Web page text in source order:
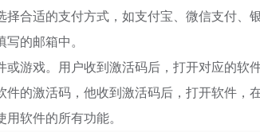
择合适的支付方式，如支付宝、微信支付
的邮箱中。
或游戏。用户收到激活码后，打开对应的
件的激活码，他收到激活码后，打开软件，
软件的所有功能。